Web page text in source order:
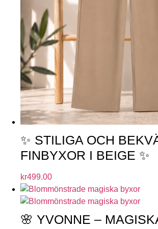
✨ STILIGA OCH
FINBYXOR I BEIGE ✨
kr499.00
🌸 YVONNE –